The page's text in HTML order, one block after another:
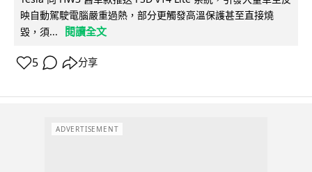
映自動駕駛電腦嚴重過熱，部分更觸發高溫保護甚至直接燒
毀，須...
閱讀全文
5 分享
ADVERTISEMENT